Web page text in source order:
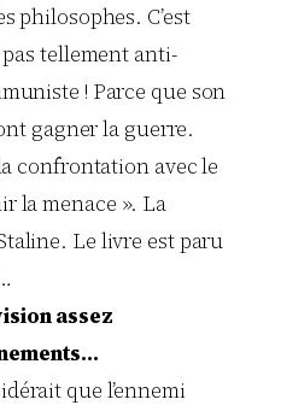
philosophes. C’est
tellement anti-
! Parce que son
gagner la guerre.
confrontation avec le
la menace ». La
Le livre est paru
assez
que l’ennemi